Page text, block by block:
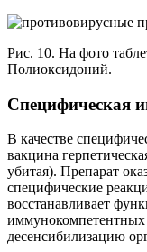
Рис. 10. На фото
Полиоксидоний.
Специфическая
В качестве
вакцина
убитая). Препарат
специфические
восстанавливает
десенсибилизацию